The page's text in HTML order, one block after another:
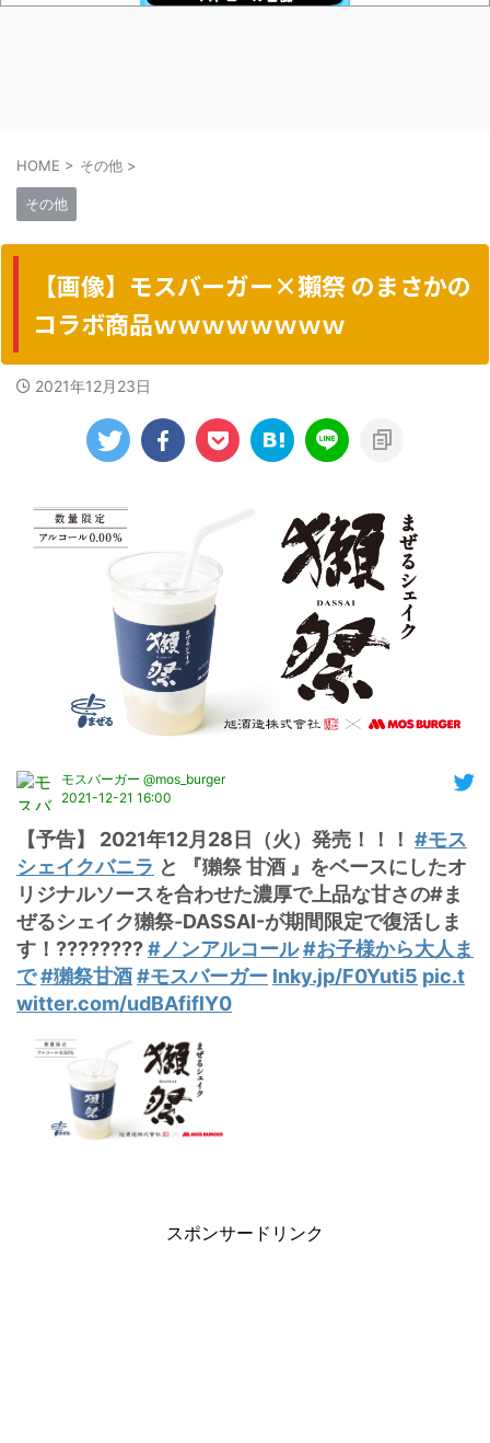
HOME > その他 >
その他
【画像】モスバーガー×獺祭 のまさかの
コラボ商品ｗｗｗｗｗｗｗｗ
2021年12月23日
モスバーガー @mos_burger
2021-12-21 16:00
【予告】 2021年12月28日（火）発売！！！ #モス
シェイクバニラ と 『獺祭 甘酒 』をベースにしたオ
リジナルソースを合わせた濃厚で上品な甘さの#ま
ぜるシェイク獺祭-DASSAI-が期間限定で復活しま
す！???????? #ノンアルコール#お子様から大人ま
で#獺祭甘酒#モスバーガー lnky.jp/F0Yuti5 pic.t
witter.com/udBAfiflY0
スポンサードリンク